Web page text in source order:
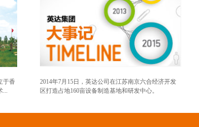
于香
...
2014年7月15日，英达公司在江苏南京六合经济开发
区打造占地160亩设备制造基地和研发中心。